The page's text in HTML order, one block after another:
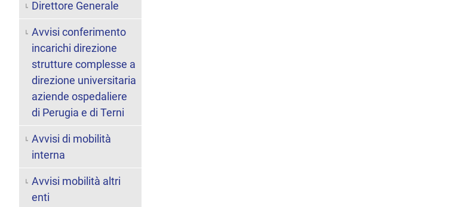
Direttore Generale
Avvisi conferimento
incarichi direzione
strutture complesse a
direzione universitaria
aziende ospedaliere
di Perugia e di Terni
Avvisi di mobilità
interna
Avvisi mobilità altri
enti